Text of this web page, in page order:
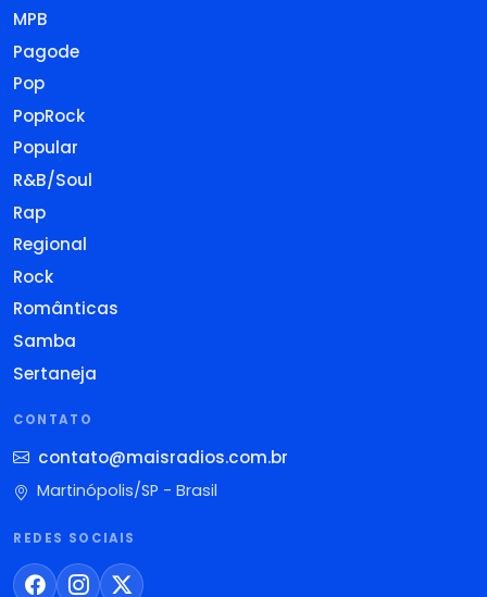
MPB
Pagode
Pop
PopRock
Popular
R&B/Soul
Rap
Regional
Rock
Românticas
Samba
Sertaneja
CONTATO
contato@maisradios.com.br
Martinópolis/SP - Brasil
REDES SOCIAIS